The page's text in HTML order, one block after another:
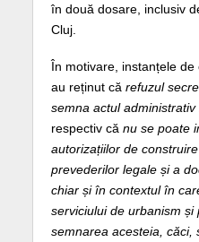
în două dosare, inclusiv
Cluj.
În motivare, instanțele de
au reținut că refuzul
semna actul
respectiv că nu se poate
autorizațiilor de
prevederilor legale și a
chiar și în contextul în
serviciului de urbanism și
semnarea acesteia, căci,